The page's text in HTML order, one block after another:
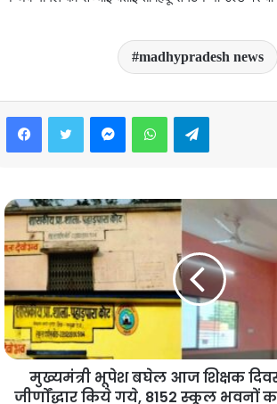
madhypradesh news
FacebookTwitter MessengerWhatsAppTelegram
मुख्यमंत्री भूपेश बघेल आज शिक्षक
जीर्णोंद्धार किये गये, 8152 स्कूल भवनों